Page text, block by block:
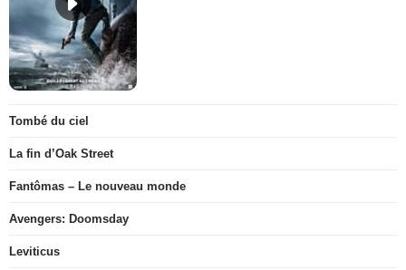
Tombé du ciel
La fin d’Oak Street
Fantômas – Le nouveau monde
Avengers: Doomsday
Leviticus